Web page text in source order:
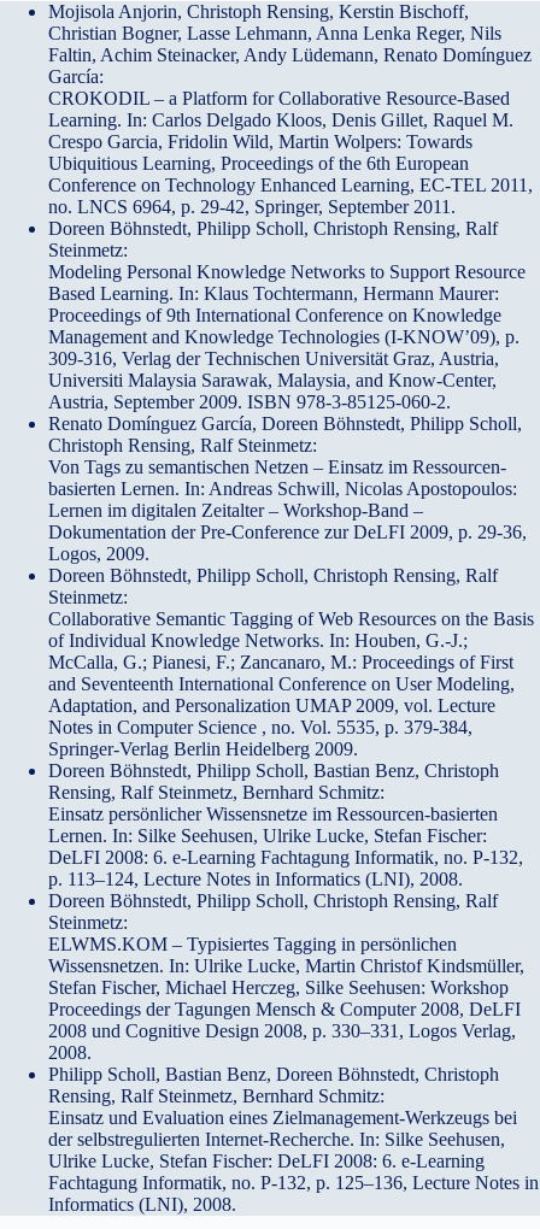
Mojisola Anjorin, Christoph Rensing, Kerstin Bischoff,
Christian Bogner, Lasse Lehmann, Anna Lenka Reger, Nils
Faltin, Achim Steinacker, Andy Lüdemann, Renato Domínguez
García:
CROKODIL – a Platform for Collaborative Resource-Based
Learning. In: Carlos Delgado Kloos, Denis Gillet, Raquel M.
Crespo Garcia, Fridolin Wild, Martin Wolpers: Towards
Ubiquitious Learning, Proceedings of the 6th European
Conference on Technology Enhanced Learning, EC-TEL 2011,
no. LNCS 6964, p. 29-42, Springer, September 2011.
Doreen Böhnstedt, Philipp Scholl, Christoph Rensing, Ralf
Steinmetz:
Modeling Personal Knowledge Networks to Support Resource
Based Learning. In: Klaus Tochtermann, Hermann Maurer:
Proceedings of 9th International Conference on Knowledge
Management and Knowledge Technologies (I-KNOW’09), p.
309-316, Verlag der Technischen Universität Graz, Austria,
Universiti Malaysia Sarawak, Malaysia, and Know-Center,
Austria, September 2009. ISBN 978-3-85125-060-2.
Renato Domínguez García, Doreen Böhnstedt, Philipp Scholl,
Christoph Rensing, Ralf Steinmetz:
Von Tags zu semantischen Netzen – Einsatz im Ressourcen-
basierten Lernen. In: Andreas Schwill, Nicolas Apostopoulos:
Lernen im digitalen Zeitalter – Workshop-Band –
Dokumentation der Pre-Conference zur DeLFI 2009, p. 29-36,
Logos, 2009.
Doreen Böhnstedt, Philipp Scholl, Christoph Rensing, Ralf
Steinmetz:
Collaborative Semantic Tagging of Web Resources on the Basis
of Individual Knowledge Networks. In: Houben, G.-J.;
McCalla, G.; Pianesi, F.; Zancanaro, M.: Proceedings of First
and Seventeenth International Conference on User Modeling,
Adaptation, and Personalization UMAP 2009, vol. Lecture
Notes in Computer Science , no. Vol. 5535, p. 379-384,
Springer-Verlag Berlin Heidelberg 2009.
Doreen Böhnstedt, Philipp Scholl, Bastian Benz, Christoph
Rensing, Ralf Steinmetz, Bernhard Schmitz:
Einsatz persönlicher Wissensnetze im Ressourcen-basierten
Lernen. In: Silke Seehusen, Ulrike Lucke, Stefan Fischer:
DeLFI 2008: 6. e-Learning Fachtagung Informatik, no. P-132,
p. 113–124, Lecture Notes in Informatics (LNI), 2008.
Doreen Böhnstedt, Philipp Scholl, Christoph Rensing, Ralf
Steinmetz:
ELWMS.KOM – Typisiertes Tagging in persönlichen
Wissensnetzen. In: Ulrike Lucke, Martin Christof Kindsmüller,
Stefan Fischer, Michael Herczeg, Silke Seehusen: Workshop
Proceedings der Tagungen Mensch & Computer 2008, DeLFI
2008 und Cognitive Design 2008, p. 330–331, Logos Verlag,
2008.
Philipp Scholl, Bastian Benz, Doreen Böhnstedt, Christoph
Rensing, Ralf Steinmetz, Bernhard Schmitz:
Einsatz und Evaluation eines Zielmanagement-Werkzeugs bei
der selbstregulierten Internet-Recherche. In: Silke Seehusen,
Ulrike Lucke, Stefan Fischer: DeLFI 2008: 6. e-Learning
Fachtagung Informatik, no. P-132, p. 125–136, Lecture Notes in
Informatics (LNI), 2008.